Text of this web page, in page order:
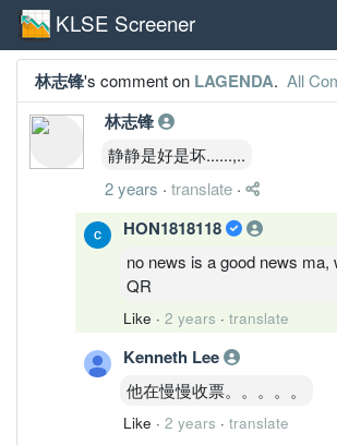
KLSE Screener
林志锋's comment on LAGENDA. All
林志锋
静静是好是坏......,..
2 years · translate ·
HON1818118
no news is a good news ma,
QR
Like · 2 years · translate
Kenneth Lee
他在慢慢收票。。。。。
Like · 2 years · translate